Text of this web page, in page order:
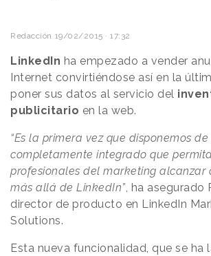
Redacción 19/02/2015 · 17:32
LinkedIn ha empezado a vender
Internet convirtiéndose así en la
poner sus datos al servicio del
publicitario en la web.
“Es la primera vez que disponemos
completamente integrado que
profesionales del marketing alcanzar
más allá de LinkedIn”, ha asegurado
director de producto en LinkedIn
Solutions.
Esta nueva funcionalidad, que se ha